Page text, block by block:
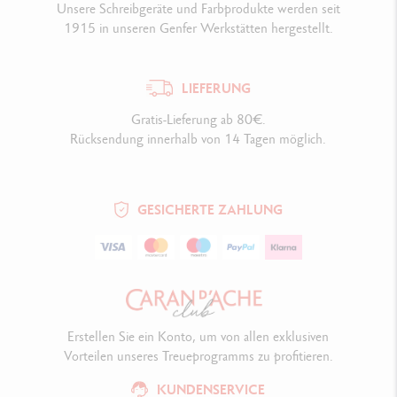
Unsere Schreibgeräte und Farbprodukte werden seit
1915 in unseren Genfer Werkstätten hergestellt.
LIEFERUNG
Gratis-Lieferung ab 80€.
Rücksendung innerhalb von 14 Tagen möglich.
GESICHERTE ZAHLUNG
KUNDENSERVICE
Erstellen Sie ein Konto, um von allen exklusiven
Vorteilen unseres Treueprogramms zu profitieren.